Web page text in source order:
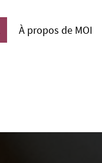
À propos de MOI